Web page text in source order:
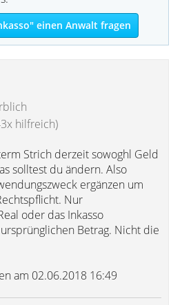
einen Anwalt fragen
hilfreich)
Strich derzeit sowoghl Geld
solltest du ändern. Also
ergänzen um
Nur
oder das Inkasso
Betrag. Nicht die
am 02.06.2018 16:49